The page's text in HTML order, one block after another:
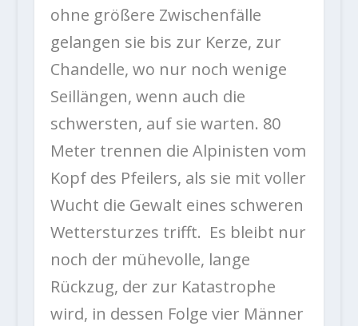
ohne größere Zwischenfälle
gelangen sie bis zur Kerze, zur
Chandelle, wo nur noch wenige
Seillängen, wenn auch die
schwersten, auf sie warten. 80
Meter trennen die Alpinisten vom
Kopf des Pfeilers, als sie mit voller
Wucht die Gewalt eines schweren
Wettersturzes trifft. Es bleibt nur
noch der mühevolle, lange
Rückzug, der zur Katastrophe
wird, in dessen Folge vier Männer